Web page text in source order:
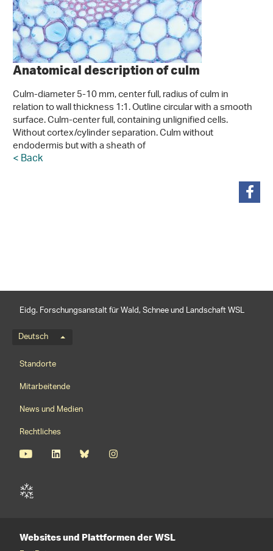
Anatomical description of culm
Culm-diameter 5-10 mm, center full, radius of culm in
relation to wall thickness 1:1. Outline circular with a smooth
surface. Culm-center full, containing unlignified cells.
Without cortex/cylinder separation. Culm without
endodermis but with a sheath of
< Back
Eidg. Forschungsanstalt für Wald, Schnee und Landschaft WSL
Sprachmenü
Deutsch
Footernavigation
Standorte
Mitarbeitende
News und Medien
Rechtliches
Websites und Plattformen der WSL